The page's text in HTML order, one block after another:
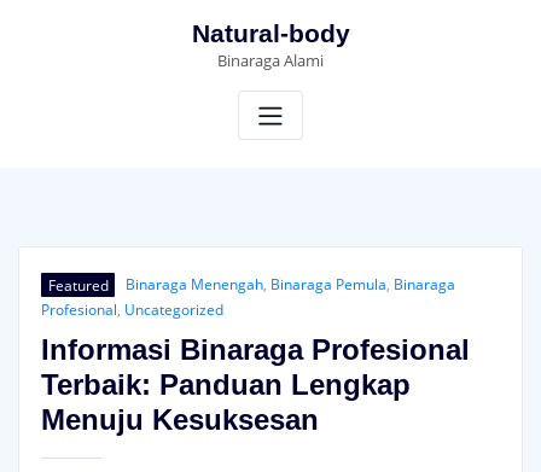
Natural-body
Binaraga Alami
Featured Binaraga Menengah, Binaraga Pemula, Binaraga
Profesional, Uncategorized
Informasi Binaraga Profesional
Terbaik: Panduan Lengkap
Menuju Kesuksesan